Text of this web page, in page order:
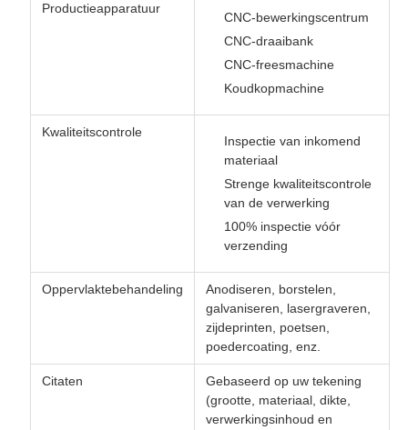
Productieapparatuur
CNC-bewerkingscentrum
CNC-draaibank
CNC-freesmachine
Koudkopmachine
Kwaliteitscontrole
Inspectie van inkomend
materiaal
Strenge kwaliteitscontrole
van de verwerking
100% inspectie vóór
verzending
Oppervlaktebehandeling
Anodiseren, borstelen,
galvaniseren, lasergraveren,
zijdeprinten, poetsen,
poedercoating, enz.
Citaten
Gebaseerd op uw tekening
(grootte, materiaal, dikte,
verwerkingsinhoud en